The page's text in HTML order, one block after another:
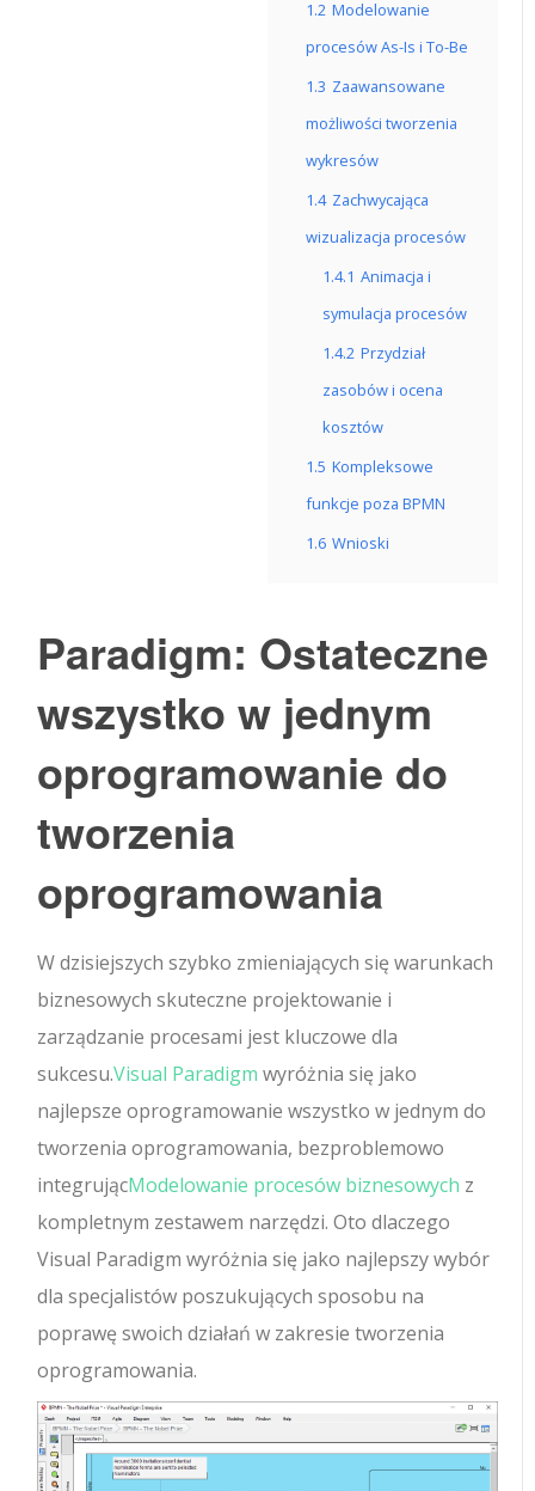
1.2 Modelowanie
procesów As-Is i To-Be
1.3 Zaawansowane
możliwości tworzenia
wykresów
1.4 Zachwycająca
wizualizacja procesów
1.4.1 Animacja i
symulacja procesów
1.4.2 Przydział
zasobów i ocena
kosztów
1.5 Kompleksowe
funkcje poza BPMN
1.6 Wnioski
Paradigm: Ostateczne
wszystko w jednym
oprogramowanie do
tworzenia
oprogramowania
W dzisiejszych szybko zmieniających się warunkach
biznesowych skuteczne projektowanie i
zarządzanie procesami jest kluczowe dla
sukcesu.Visual Paradigm wyróżnia się jako
najlepsze oprogramowanie wszystko w jednym do
tworzenia oprogramowania, bezproblemowo
integrującModelowanie procesów biznesowych z
kompletnym zestawem narzędzi. Oto dlaczego
Visual Paradigm wyróżnia się jako najlepszy wybór
dla specjalistów poszukujących sposobu na
poprawę swoich działań w zakresie tworzenia
oprogramowania.